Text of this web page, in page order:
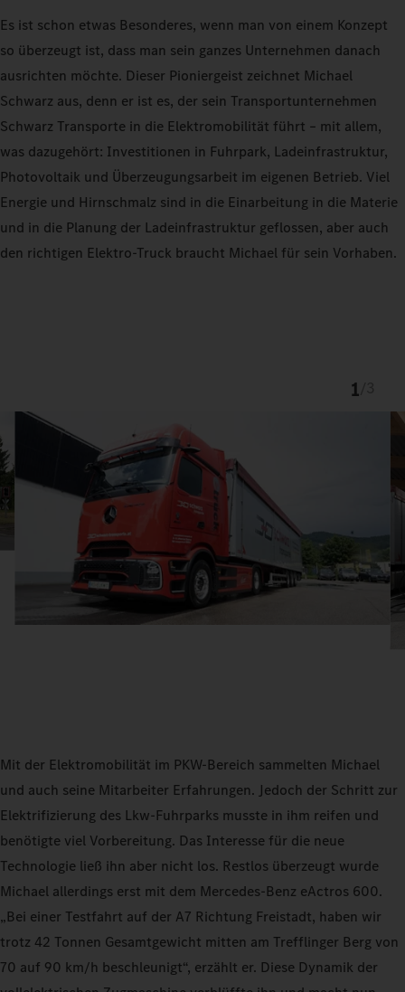
Es ist schon etwas Besonderes, wenn man von einem Konzept
so überzeugt ist, dass man sein ganzes Unternehmen danach
ausrichten möchte. Dieser Pioniergeist zeichnet Michael
Schwarz aus, denn er ist es, der sein Transportunternehmen
Schwarz Transporte in die Elektromobilität führt – mit allem,
was dazugehört: Investitionen in Fuhrpark, Ladeinfrastruktur,
Photovoltaik und Überzeugungsarbeit im eigenen Betrieb. Viel
Energie und Hirnschmalz sind in die Einarbeitung in die Materie
und in die Planung der Ladeinfrastruktur geflossen, aber auch
den richtigen Elektro-Truck braucht Michael für sein Vorhaben.
1
Mit der Elektromobilität im PKW-Bereich sammelten Michael
und auch seine Mitarbeiter Erfahrungen. Jedoch der Schritt zur
Elektrifizierung des Lkw-Fuhrparks musste in ihm reifen und
benötigte viel Vorbereitung. Das Interesse für die neue
Technologie ließ ihn aber nicht los. Restlos überzeugt wurde
Michael allerdings erst mit dem Mercedes-Benz eActros 600.
„Bei einer Testfahrt auf der A7 Richtung Freistadt, haben wir
trotz 42 Tonnen Gesamtgewicht mitten am Trefflinger Berg von
70 auf 90 km/h beschleunigt“, erzählt er. Diese Dynamik der